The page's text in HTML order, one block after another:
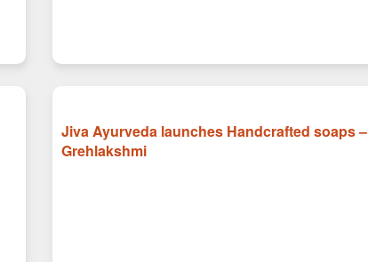
Jiva Ayurveda launches Handcrafted soaps –
Grehlakshmi